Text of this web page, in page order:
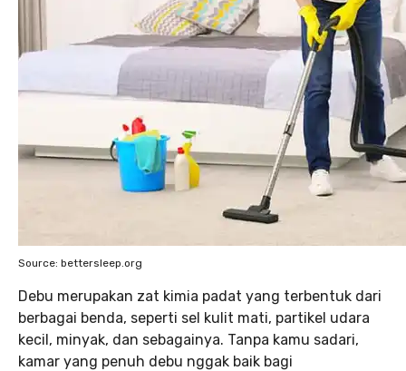
Source: bettersleep.org
Debu merupakan zat kimia padat yang terbentuk dari
berbagai benda, seperti sel kulit mati, partikel udara
kecil, minyak, dan sebagainya. Tanpa kamu sadari,
kamar yang penuh debu nggak baik bagi